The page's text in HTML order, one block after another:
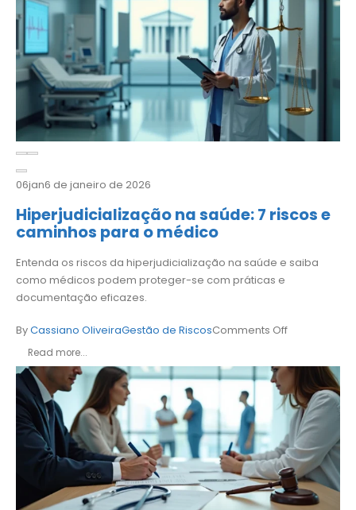
06jan6 de janeiro de 2026
Hiperjudicialização na saúde: 7 riscos e
caminhos para o médico
Entenda os riscos da hiperjudicialização na saúde e saiba
como médicos podem proteger-se com práticas e
documentação eficazes.
ByCassiano OliveiraGestão de RiscosComments Off
Read more...